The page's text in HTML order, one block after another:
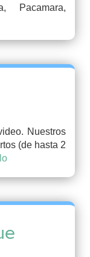
Pacamara,
Nuestros
(de hasta 2